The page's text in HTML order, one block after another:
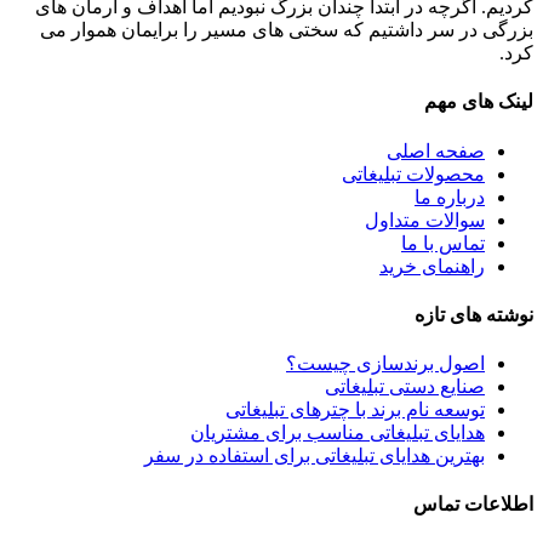
کردیم. اگرچه در ابتدا چندان بزرگ نبودیم اما اهداف و آرمان های
بزرگی در سر داشتیم که سختی های مسیر را برایمان هموار می
کرد.
لینک های مهم
صفحه اصلی
محصولات تبلیغاتی
درباره ما
سوالات متداول
تماس با ما
راهنمای خرید
نوشته های تازه
اصول برندسازی چیست؟
صنایع دستی تبلیغاتی
توسعه نام برند با چترهای تبلیغاتی
هدایای تبلیغاتی مناسب برای مشتریان
بهترین هدایای تبلیغاتی برای استفاده در سفر
اطلاعات تماس